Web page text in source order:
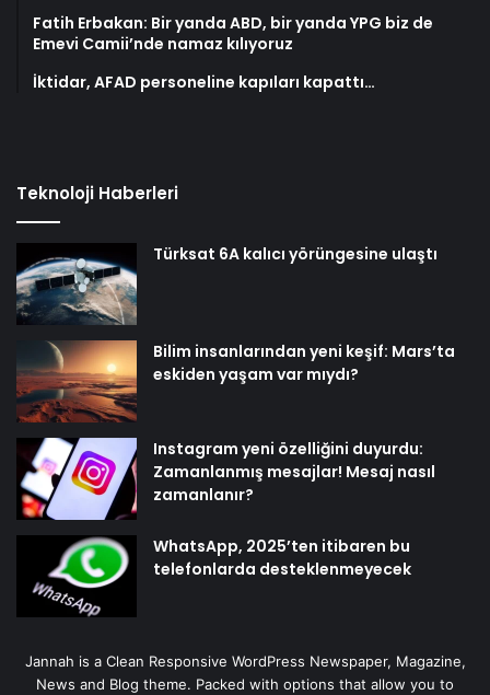
Fatih Erbakan: Bir yanda ABD, bir yanda YPG biz de
Emevi Camii’nde namaz kılıyoruz
İktidar, AFAD personeline kapıları kapattı…
Teknoloji Haberleri
Türksat 6A kalıcı yörüngesine ulaştı
Bilim insanlarından yeni keşif: Mars’ta
eskiden yaşam var mıydı?
Instagram yeni özelliğini duyurdu:
Zamanlanmış mesajlar! Mesaj nasıl
zamanlanır?
WhatsApp, 2025’ten itibaren bu
telefonlarda desteklenmeyecek
Jannah is a Clean Responsive WordPress Newspaper, Magazine,
News and Blog theme. Packed with options that allow you to